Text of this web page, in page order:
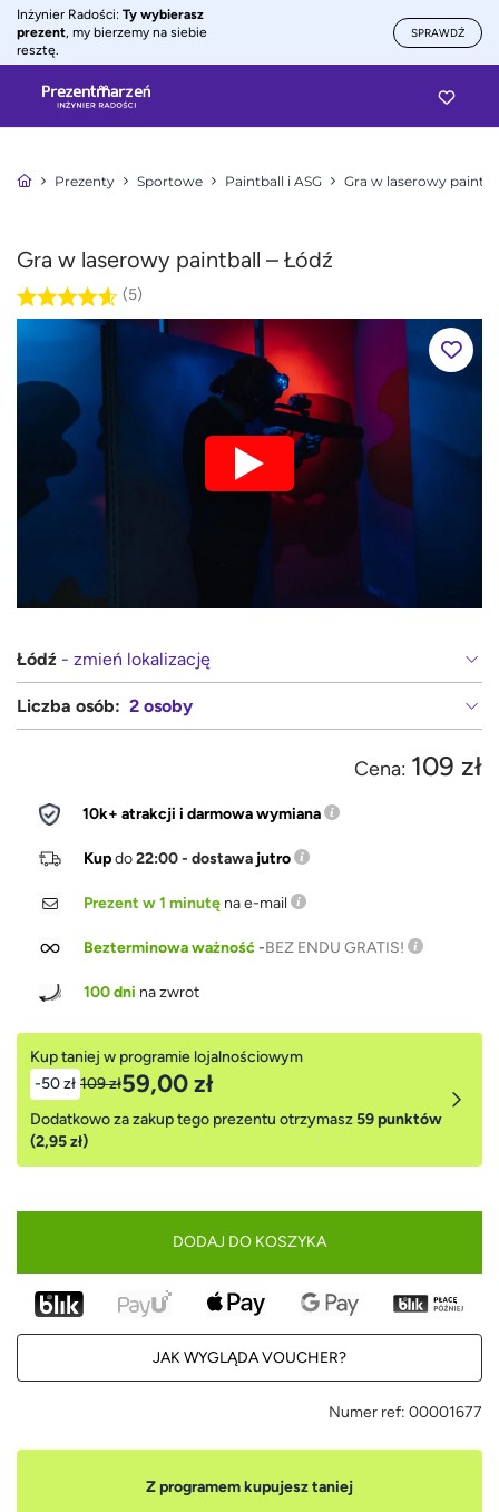
Inżynier Radości: Ty wybierasz
prezent, my bierzemy na siebie
resztę.
SPRAWDŹ
Prezenty Sportowe Paintball i ASG Gra w laserowy
Gra w laserowy paintball – Łódź
(5)
Łódź - zmień lokalizację
Liczba osób: 2 osoby
Cena: 109 zł
10k+ atrakcji i darmowa wymiana
Kupdo22:00 - dostawa jutro
Prezent w 1 minutę na e-mail
Bezterminowa ważność-BEZ ENDU GRATIS!
100 dni na zwrot
Kup taniej w programie lojalnościowym
-50 zł 109 zł59,00 zł
Dodatkowo za zakup tego prezentu otrzymasz59 punktów
(2,95 zł)
DODAJ DO KOSZYKA
JAK WYGLĄDA VOUCHER?
Numer ref: 00001677
Z programem kupujesz taniej